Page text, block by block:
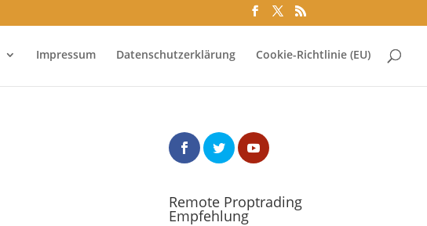
Impressum Datenschutzerklärung Cookie-Richtlinie (EU)
Remote Proptrading
Empfehlung